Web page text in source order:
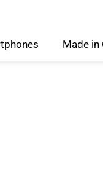
Made in